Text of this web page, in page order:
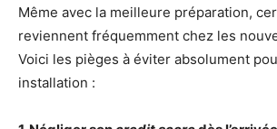
Même avec la meilleure préparation,
reviennent fréquemment chez les
Voici les pièges à éviter absolument
installation :